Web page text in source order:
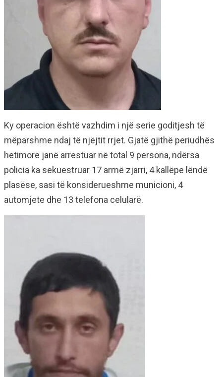
Ky operacion është vazhdim i një serie goditjesh të
mëparshme ndaj të njëjtit rrjet. Gjatë gjithë periudhës
hetimore janë arrestuar në total 9 persona, ndërsa
policia ka sekuestruar 17 armë zjarri, 4 kallëpe lëndë
plasëse, sasi të konsiderueshme municioni, 4
automjete dhe 13 telefona celularë.